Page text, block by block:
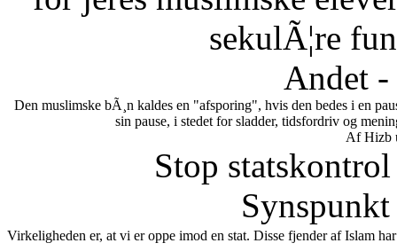
sekulÃ¦re
Andet
Den muslimske bÃ¸n kaldes en "afsporing", hvis den bedes i en
sin pause, i stedet for sladder, tidsfordriv og
Af Hizb
Stop
Virkeligheden er, at vi er oppe imod en stat. Disse fjender af Islam